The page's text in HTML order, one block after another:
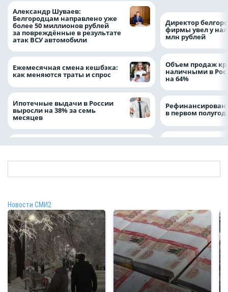
Александр Шуваев:
Белгородцам направлено уже
более 50 миллионов рублей
за повреждённые в результате
атак ВСУ автомобили
Ежемесячная смена кешбэка:
как меняются траты и спрос
Ипотечные выдачи в России
выросли на 38% за семь
месяцев
Директор
фирмы увел у
млн рублей
Объем продаж
наличными в
на 64%
в первом
Новости СМИ2